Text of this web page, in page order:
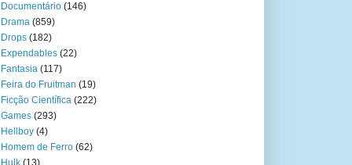
Documentário (146)
Drama (859)
Drops (182)
Expendables (22)
Fantasia (117)
Feira do Fruitman (19)
Ficção Científica (222)
Games (293)
Hellboy (4)
Homem de Ferro (62)
Hulk (13)